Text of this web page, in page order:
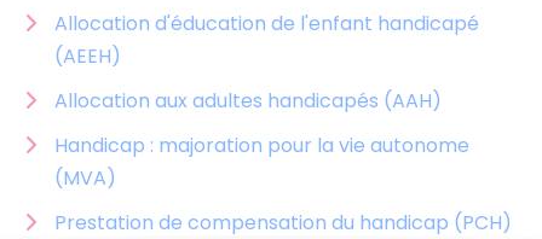
Allocation d'éducation de l'enfant handicapé
(AEEH)
Allocation aux adultes handicapés (AAH)
Handicap : majoration pour la vie autonome
(MVA)
Prestation de compensation du handicap (PCH)